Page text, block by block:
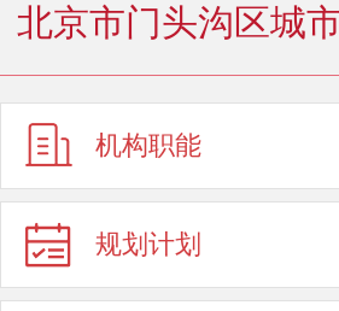
北京市门头沟区城
机构职能
规划计划